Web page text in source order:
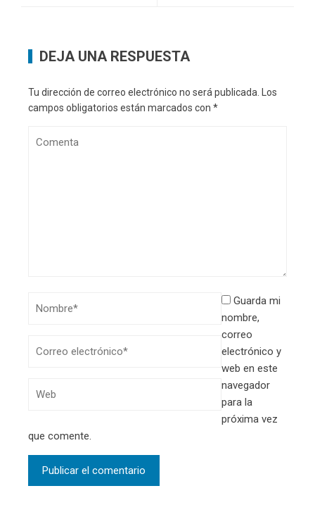
DEJA UNA RESPUESTA
Tu dirección de correo electrónico no será publicada. Los
campos obligatorios están marcados con *
Guarda mi
nombre,
correo
electrónico y
web en este
navegador
para la
próxima vez
que comente.